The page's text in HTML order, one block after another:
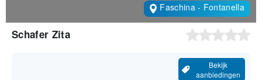
Faschina - Fontanella
Schafer Zita
Bekijk
aanbiedingen